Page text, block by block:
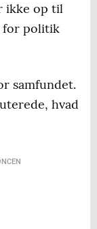
ikke op til
for politik
samfundet.
hvad